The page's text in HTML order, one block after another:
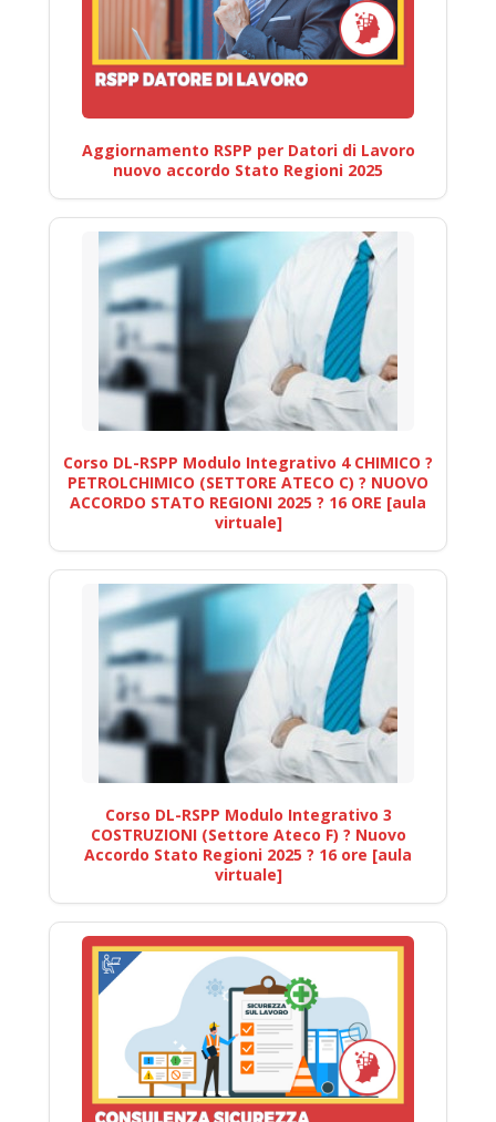
Aggiornamento RSPP per Datori di Lavoro
nuovo accordo Stato Regioni 2025
Corso DL-RSPP Modulo Integrativo 4 CHIMICO ?
PETROLCHIMICO (SETTORE ATECO C) ? NUOVO
ACCORDO STATO REGIONI 2025 ? 16 ORE [aula
virtuale]
Corso DL-RSPP Modulo Integrativo 3
COSTRUZIONI (Settore Ateco F) ? Nuovo
Accordo Stato Regioni 2025 ? 16 ore [aula
virtuale]